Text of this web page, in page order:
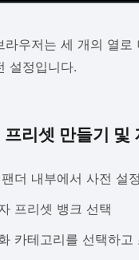
라우저는 세 개의 열
설정입니다.
프리셋 만들기 및
더 내부에서 사전 설
프리셋 뱅크 선택
카테고리를 선택하